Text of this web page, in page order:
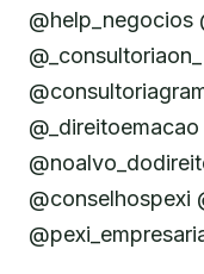
@help_negocios
@conselhospexi